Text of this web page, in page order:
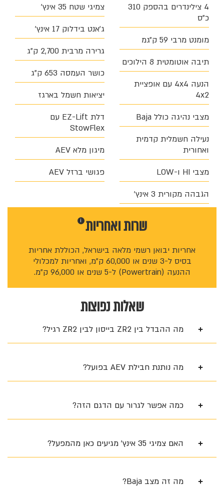
4 צילינדרים בהספק 310
כ"ס
מומנט מרבי 59 ק״גמ
תיבה אוטומטית 8 הילוכים
הנעה 4x4 עם אופציית
4x2
מצבי נהיגה כולל Baja
נעילה חשמלית קדמית
ואחורית
מצבי HI ו-LOW
הגבהה מקורית 3 אינץ'
צמיגי שטח 35 אינץ'
ג'אנט בידלוק 17 אינץ'
גרירה מרבית 2,700 ק"ג
כושר העמסה 653 ק"ג
יציאות חשמל בארגז
דלת EZ-Lift עם
StowFlex
מיגון מלא AEV
פגושי ברזל AEV
שרות ואחריות i
אחריות יבואן רשמי מלאה בישראל, הכוללת אחריות
בסיס ל-3 שנים או 60,000 ק"מ, ואחריות למכלולי
ההנעה (Powertrain) ל-5 שנים או 96,000 ק"מ.
שאלות נפוצות
מה ההבדל בין ZR2 בייסון לבין ZR2 רגיל?
מה נותנת חבילת AEV בפועל?
כמה אפשר לגרור עם הדגם הזה?
האם צמיגי 35 אינץ' מגיעים כאן מהמפעל?
מה זה מצב Baja?